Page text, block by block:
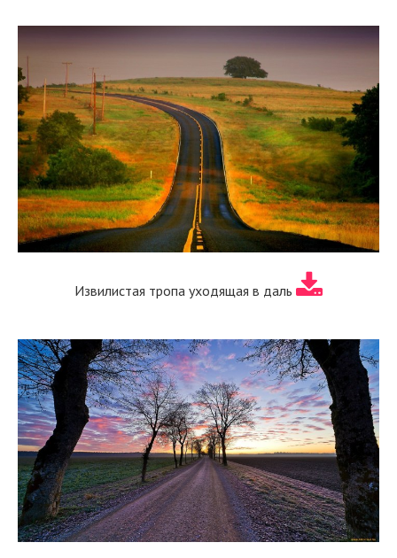
Извилистая тропа уходящая в даль